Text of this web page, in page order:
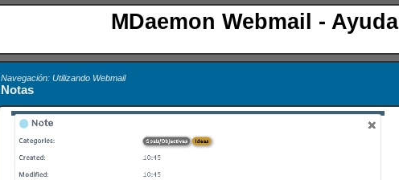
MDaemon Webmail - Ayuda
Navegación: Utilizando Webmail
Notas